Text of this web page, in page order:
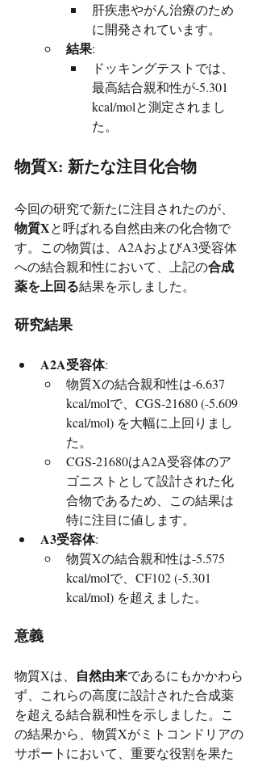
肝疾患やがん治療のため
に開発されています。
結果:
ドッキングテストでは、
最高結合親和性が-5.301
kcal/molと測定されまし
た。
物質X: 新たな注目化合物
今回の研究で新たに注目されたのが、
物質Xと呼ばれる自然由来の化合物で
す。この物質は、A2AおよびA3受容体
への結合親和性において、上記の合成
薬を上回る結果を示しました。
研究結果
A2A受容体:
物質Xの結合親和性は-6.637
kcal/molで、CGS-21680 (-5.609
kcal/mol) を大幅に上回りまし
た。
CGS-21680はA2A受容体のア
ゴニストとして設計された化
合物であるため、この結果は
特に注目に値します。
A3受容体:
物質Xの結合親和性は-5.575
kcal/molで、CF102 (-5.301
kcal/mol) を超えました。
意義
物質Xは、 自然由来であるにもかかわら
ず、これらの高度に設計された合成薬
を超える結合親和性を示しました。こ
の結果から、物質Xがミトコンドリアの
サポートにおいて、重要な役割を果た